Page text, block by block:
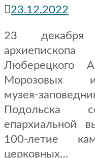
23.12.2022
23 декабря
Люберецкого
Морозовых
музея-
Подольска
епархиальной
100-летие
церковных…